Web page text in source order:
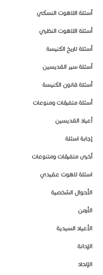
أسئلة اللاهوت النسكي
أسئلة اللاهوت النظري
أسئلة تاريخ الكنيسة
أسئلة سير القديسين
أسئلة قانون الكنيسة
أسئلة متفرقات ومنوعات
أعياد القديسين
إجابة اسئلة
أخرى متفرقات ومتنوعات
اسئلة لاهوت عقيدي
الأحوال الشخصية
الأرمن
الأعياد السيدية
الإدانة
الإلحاد